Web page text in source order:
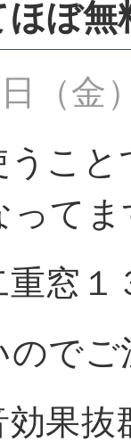
ほぼ
（金
うこ
ってま
重窓
ので
効果